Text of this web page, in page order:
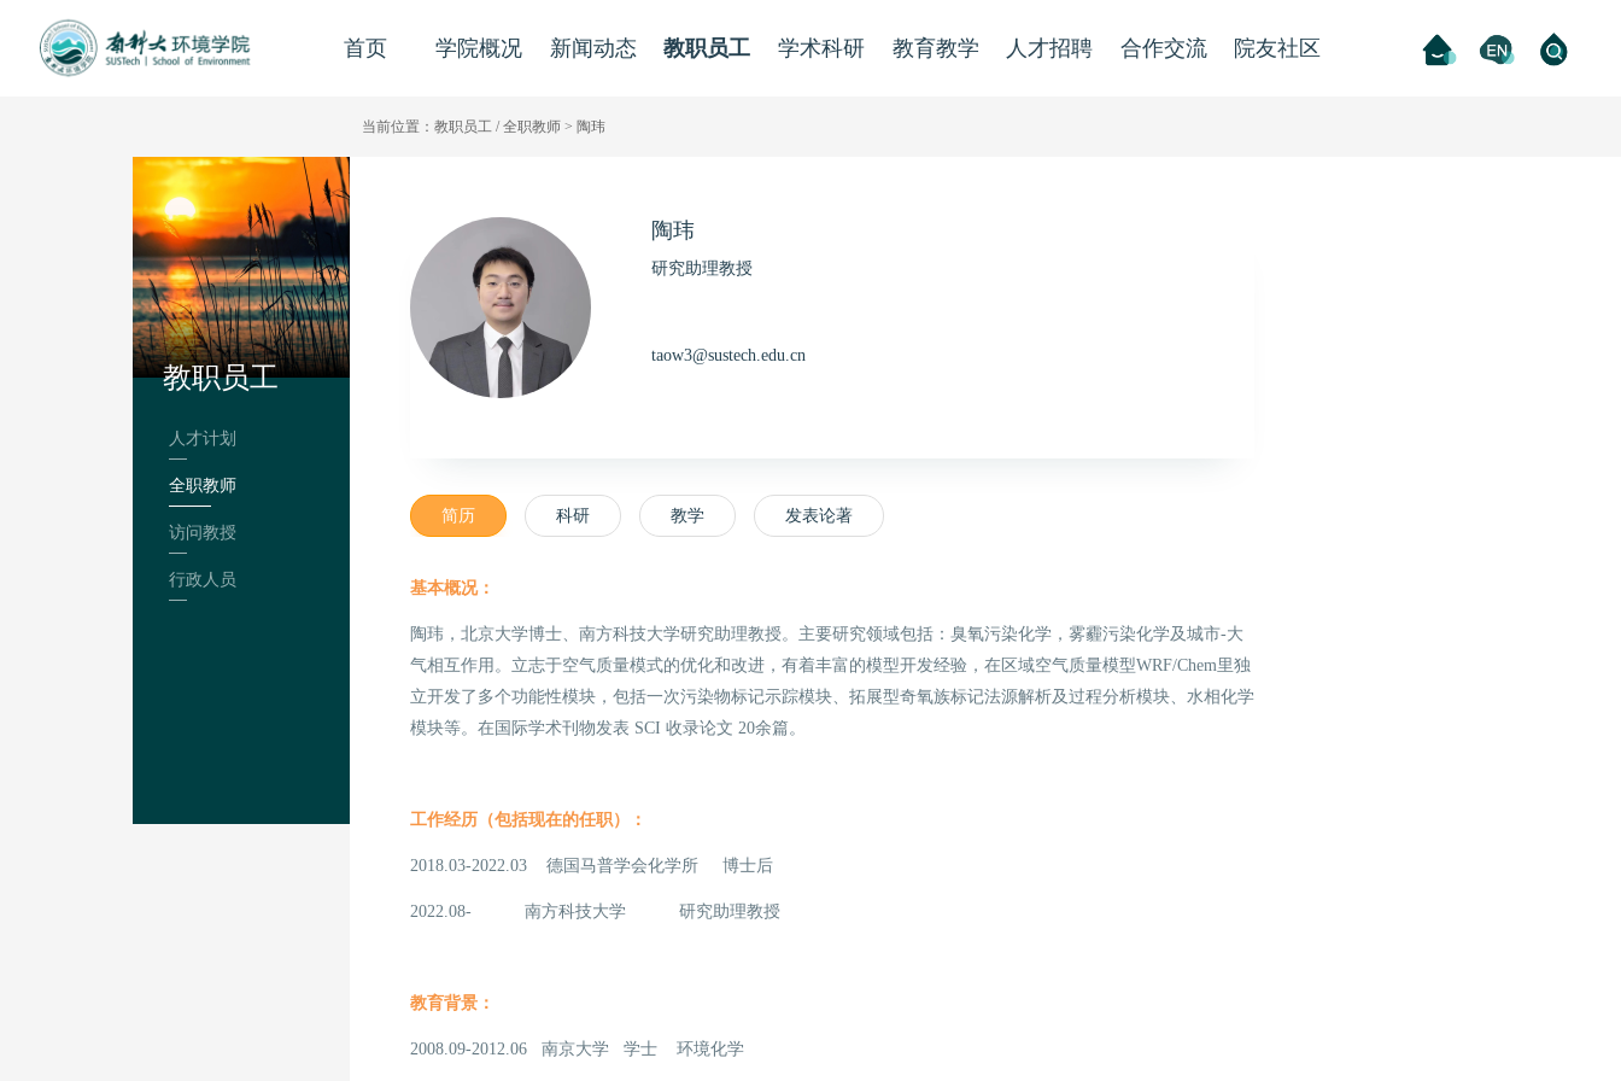
首页 学院概况 新闻动态 教职员工 学术科研 教育教学 人才招聘 合作交流 院友社区
当前位置： 教职员工 /全职教师 > 陶玮
教职员工
人才计划
全职教师
访问教授
行政人员
陶玮
研究助理教授
taow3@sustech.edu.cn
简历 科研 教学 发表论著
基本概况：
陶玮，北京大学博士、南方科技大学研究助理教授。主要研究领域包括：臭氧污染化学，雾霾污染化学及城市-大
气相互作用。立志于空气质量模式的优化和改进，有着丰富的模型开发经验，在区域空气质量模型WRF/Chem里独
立开发了多个功能性模块，包括一次污染物标记示踪模块、拓展型奇氧族标记法源解析及过程分析模块、水相化学
模块等。在国际学术刊物发表 SCI 收录论文 20余篇。
工作经历（包括现在的任职）：
2018.03-2022.03 德国马普学会化学所 博士后
2022.08- 南方科技大学 研究助理教授
教育背景：
2008.09-2012.06 南京大学 学士 环境化学